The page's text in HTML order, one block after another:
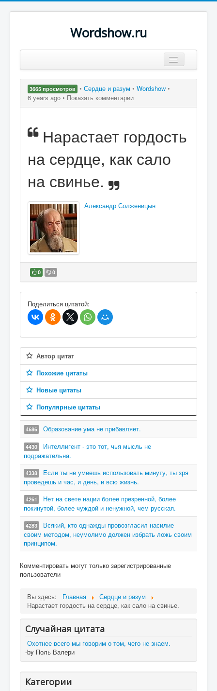
Wordshow.ru
Популярные цитаты
Поиск
3665 просмотров • Сердце и разум • Wordshow •
6 years ago • Показать комментарии
Нарастает гордость
на сердце, как сало
на свинье.
Александр Солженицын
0 0
В избранное
Поделиться цитатой:
Автор цитат
Похожие цитаты
Новые цитаты
Популярные цитаты
4686 Образование ума не прибавляет.
4430
Интеллигент - это тот, чья мысль не
подражательна.
4338
Если ты не умеешь использовать минуту, ты зря
проведешь и час, и день, и всю жизнь.
4261
Нет на свете нации более презренной, более
покинутой, более чуждой и ненужной, чем русская.
4283
Всякий, кто однажды провозгласил насилие
своим методом, неумолимо должен избрать ложь своим
принципом.
Комментировать могут только зарегистрированные
пользователи
Вы здесь: Главная
Сердце и разум
Нарастает гордость на сердце, как сало на свинье.
Случайная цитата
Охотнее всего мы говорим о том, чего не знаем.
-by Поль Валери
Категории